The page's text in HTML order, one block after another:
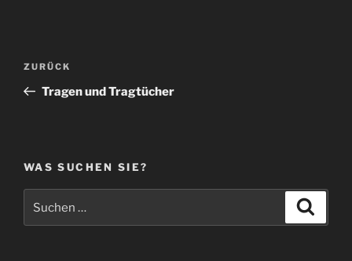
Beitragsnavigation
Vorheriger
Beitrag
ZURÜCK
Tragen und Tragtücher
WAS SUCHEN SIE?
nach: